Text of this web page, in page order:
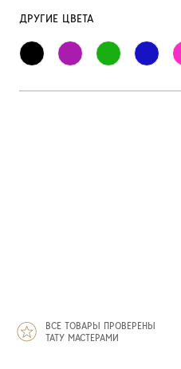
ДРУГИЕ ЦВЕТА
ВСЕ ТОВАРЫ ПРОВЕРЕНЫ
ТАТУ МАСТЕРАМИ